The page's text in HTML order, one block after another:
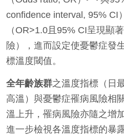
confidence interval, 95% CI）
（OR>1.0且95% CI呈現顯
險），進而設定使憂鬱症發
標溫度閾值。
全年齡族群之溫度指標（日
高溫）與憂鬱症罹病風險相
溫上升，罹病風險亦隨之增
進一步檢視各溫度指標的暴